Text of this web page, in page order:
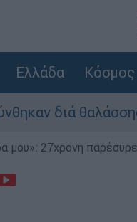
Ελλάδα Κόσμος
θαλάσσης
μου»: 27χρονη